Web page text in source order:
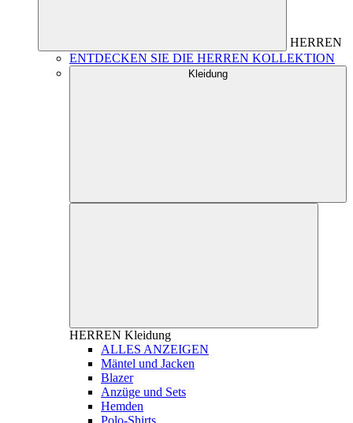
HERREN
ENTDECKEN SIE DIE HERREN KOLLEKTION
Kleidung
HERREN Kleidung
ALLES ANZEIGEN
Mäntel und Jacken
Blazer
Anzüge und Sets
Hemden
Polo-Shirts